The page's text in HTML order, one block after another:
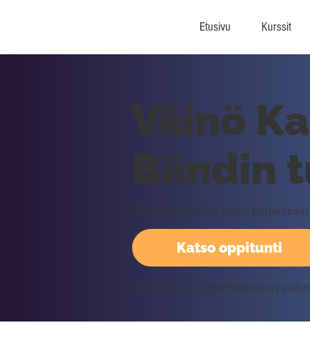
Etusivu Kurssit
Katso oppitunti
Väinö
Bändin
Tällä oppitunnilla Väinö
Vaatii kirjautumisen Rockway